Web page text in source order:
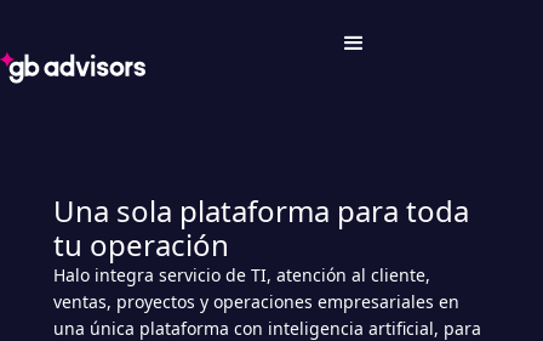
Una sola plataforma para toda
tu operación
Halo integra servicio de TI, atención al cliente,
ventas, proyectos y operaciones empresariales en
una única plataforma con inteligencia artificial, para